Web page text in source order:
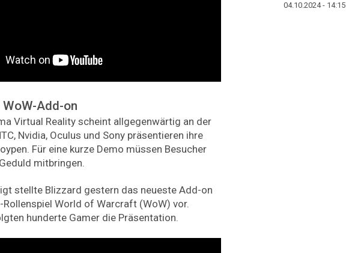
Add-on
Virtual Reality scheint allgegenwärtig an der
Nvidia, Oculus und Sony präsentieren ihre
Für eine kurze Demo müssen Besucher
mitbringen.
stellte Blizzard gestern das neueste Add-on
World of Warcraft (WoW) vor.
hunderte Gamer die Präsentation.
04.10.2024 - 14:15